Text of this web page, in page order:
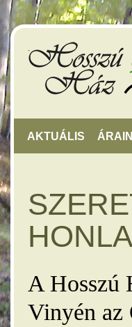
AKTUÁLIS
A Hosszú
Vinyén az